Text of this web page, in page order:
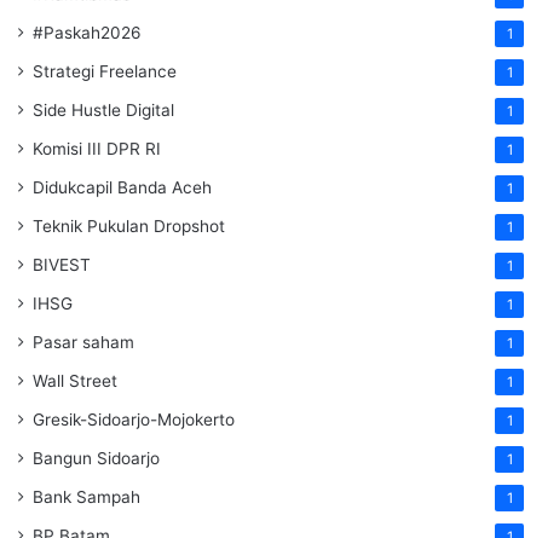
#Paskah2026 1
Strategi Freelance 1
Side Hustle Digital 1
Komisi III DPR RI 1
Didukcapil Banda Aceh 1
Teknik Pukulan Dropshot 1
BIVEST 1
IHSG 1
Pasar saham 1
Wall Street 1
Gresik-Sidoarjo-Mojokerto 1
Bangun Sidoarjo 1
Bank Sampah 1